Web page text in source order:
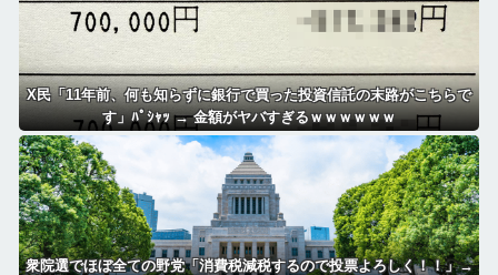
X民「11年前、何も知らずに銀行で買った投資信託の末路がこちらで
す」ﾊﾟｼｬｯ → 金額がヤバすぎるｗｗｗｗｗｗ
衆院選でほぼ全ての野党「消費税減税するので投票よろしく！！」→